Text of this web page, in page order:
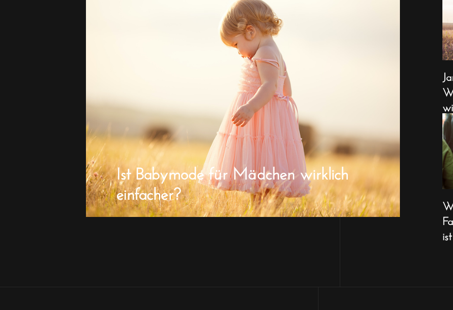
Ist Babymode für Mädchen wirklich
einfacher?
ist